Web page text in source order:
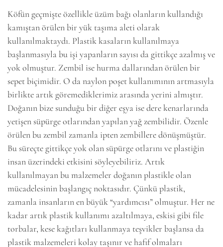
Köfün geçmişte özellikle üzüm bağı olanların kullandığı
kamıştan örülen bir yük taşıma aleti olarak
kullanılmaktaydı. Plastik kasaların kullanılmaya
başlanmasıyla bu işi yapanların sayısı da gittikçe azalmış ve
yok olmuştur. Zembil ise hurma dallarından örülen bir
sepet biçimidir. O da naylon poşet kullanımının artmasıyla
birlikte artık göremediklerimiz arasında yerini almıştır.
Doğanın bize sunduğu bir diğer eşya ise dere kenarlarında
yetişen süpürge otlarından yapılan yağ zembilidir. Özenle
örülen bu zembil zamanla ipten zembillere dönüşmüştür.
Bu süreçte gittikçe yok olan süpürge otlarını ve plastiğin
insan üzerindeki etkisini söyleyebiliriz. Artık
kullanılmayan bu malzemeler doğanın plastikle olan
mücadelesinin başlangıç noktasıdır. Çünkü plastik,
zamanla insanların en büyük “yardımcısı” olmuştur. Her ne
kadar artık plastik kullanımı azaltılmaya, eskisi gibi file
torbalar, kese kağıtları kullanmaya teşvikler başlansa da
plastik malzemeleri kolay taşınır ve hafif olmaları